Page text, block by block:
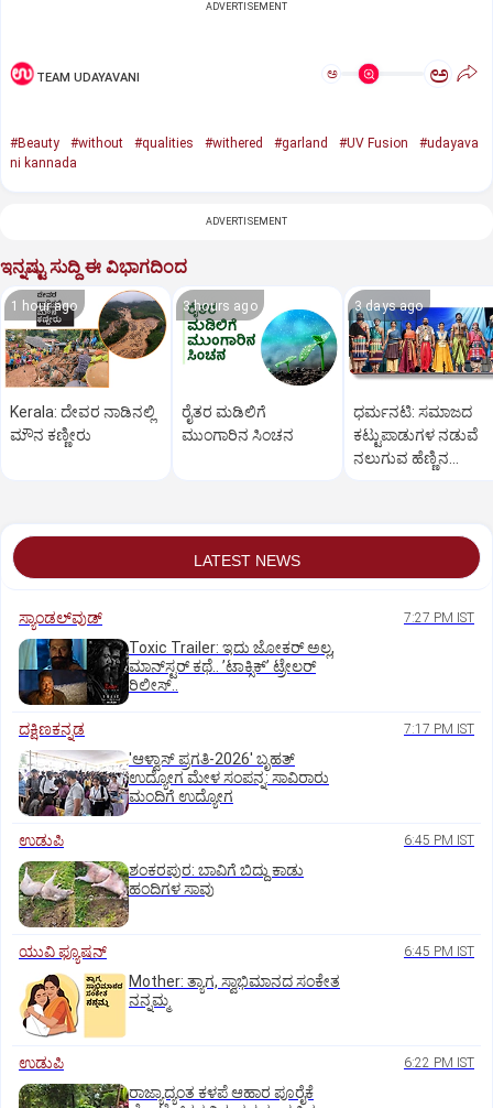
ADVERTISEMENT
TEAM UDAYAVANI ಅ ಅ
#Beauty #without #qualities #withered #garland #UV Fusion
#udayava
ni kannada
ADVERTISEMENT
ಇನ್ನಷ್ಟು ಸುದ್ದಿ ಈ ವಿಭಾಗದಿಂದ
1 hour ago
Kerala: ದೇವರ ನಾಡಿನಲ್ಲಿ
ಮೌನ ಕಣ್ಣೀರು
3 hours ago
ರೈತರ ಮಡಿಲಿಗೆ
ಮುಂಗಾರಿನ ಸಿಂಚನ
3 days ago
ಧರ್ಮನಟಿ: ಸಮಾಜದ
ಕಟ್ಟುಪಾಡುಗಳ ನಡುವೆ
ನಲುಗುವ ಹೆಣ್ಣಿನ
LATEST NEWS
ಸ್ಯಾಂಡಲ್‌ವುಡ್‌ 7:27 PM IST
Toxic Trailer: ಇದು ಜೋಕರ್‌ ಅಲ್ಲ,
ಮಾನ್‌ಸ್ಟರ್‌ ಕಥೆ.. ʼಟಾಕ್ಸಿಕ್‌ʼ ಟ್ರೇಲರ್‌
ರಿಲೀಸ್..
ದಕ್ಷಿಣಕನ್ನಡ 7:17 PM IST
'ಆಳ್ವಾಸ್‌ ಪ್ರಗತಿ-2026' ಬೃಹತ್
ಉದ್ಯೋಗ ಮೇಳ ಸಂಪನ್ನ: ಸಾವಿರಾರು
ಮಂದಿಗೆ ಉದ್ಯೋಗ
ಉಡುಪಿ 6:45 PM IST
ಶಂಕರಪುರ: ಬಾವಿಗೆ ಬಿದ್ದು ಕಾಡು
ಹಂದಿಗಳ ಸಾವು
ಯುವಿ ಫ್ಯೂಷನ್ 6:45 PM IST
Mother: ತ್ಯಾಗ, ಸ್ವಾಭಿಮಾನದ ಸಂಕೇತ
ನನ್ನಮ್ಮ
ಉಡುಪಿ 6:22 PM IST
ರಾಜ್ಯಾದ್ಯಂತ ಕಳಪೆ ಆಹಾರ ಪೂರೈಕೆ